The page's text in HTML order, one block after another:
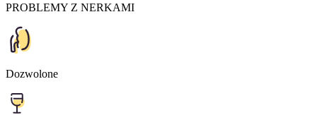
PROBLEMY Z NERKAMI
Dozwolone